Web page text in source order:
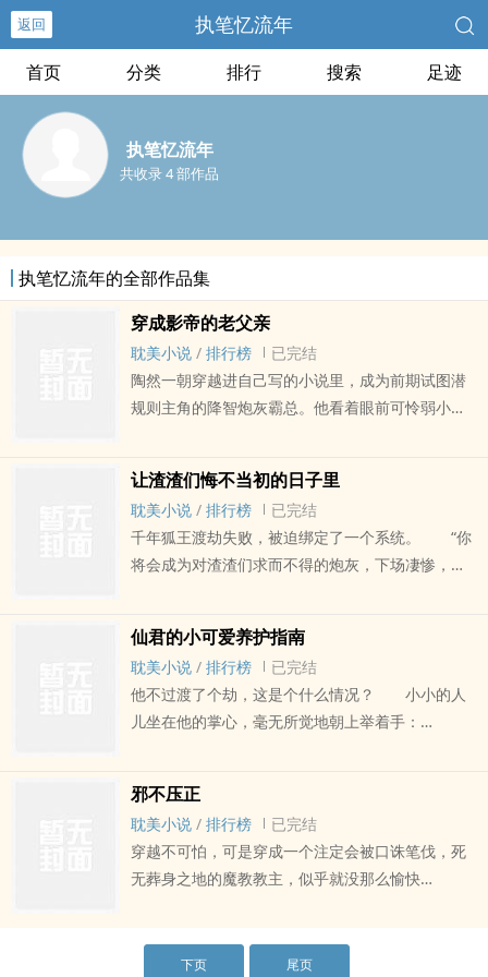
返回 执笔忆流年
首页 分类 排行 搜索 足迹
执笔忆流年
共收录 4 部作品
执笔忆流年的全部作品集
穿成影帝的老父亲
耽美小说 / 排行榜
已完结
陶然一朝穿越进自己写的小说里，成为前期试图潜
规则主角的降智炮灰霸总。他看着眼前可怜弱小后
脉，都是他的！好资源，都是他的！美人，都是他
的！ 甚至在片场霸气宣言：谁都别想欺负我儿
砸！ 众人：这是什么特殊的情趣？ 所有人
都以为陶然想潜晏池，连晏池自己都这么以为。可
了，却连金主的床单都没摸到！ 晏池：你到底
为什么对我这么好？ 陶然满脸慈爱：儿砸，不
用不好意思，爸爸相信你，其实哪怕没有我，你也
会很牛逼的，爸爸看好你哦！ 晏池：？？？我
他妈以为你想潜我，合着你竟然真的把我当儿子
那张懵逼的脸冷笑道：来，好叫你知道知道，谁才
是爸爸！ 脑补恋爱苦逼影帝攻*操碎心的老父亲
沙雕霸总受 1、推荐基友主攻文：《快穿之登高
临下》BY甲子亥 2、双洁，无原型，勿带
忘记向您QQ群和微博里的朋友推荐哦！
让渣渣们悔不当初的日子里
耽美小说 / 排行榜
已完结
千年狐王渡劫失败，被迫绑定了一个系统。 “你
将会成为对渣渣们求而不得的炮灰，下场凄惨，虐
砂痣白月光，心底的一道疤，说不得碰不得，只要
一想起来就痛彻心扉！” “这有何难？” 玉简
穿越之前： 渣渣1：你算个什么东西?不过是无
聊时打发时间的玩意儿，也配提什么真心？ 渣
自己滚出去！ 渣渣3：有几个臭钱就了不起了
吗？还包养，敢作践我，让你一无所有！ 穿越
之后，渣渣们痛哭流涕：对不起！我爱的是你，我
真的不能没有你，求你回来吧！ 某人笑得纯良
且无辜：你哪位？我们……好像不熟吧？老攻，这里
西。 不爱我是吧？替身是吧？绿我是吧？
仙君的小可爱养护指南
耽美小说 / 排行榜
已完结
他不过渡了个劫，这是个什么情况？ 小小的人
儿坐在他的掌心，毫无所觉地朝上举着手：
了，既然能出现在这，跟他便是有斩不断的缘分，
养就养着吧，左右于他无害…… 可是没过多久，
他就发现，这小东西，似乎还不是人！ 叮——
你的小可爱已上线，请查收！ 小可爱养护指
咦？好像有什么不对…… 唔……好像也没什么不
对…… 朋友，听说过吸人参吗? 吸一口美容
邪不压正
耽美小说 / 排行榜
已完结
穿越不可怕，可是穿成一个注定会被口诛笔伐，死
无葬身之地的魔教教主，似乎就没那么愉快
事。 什么心经？都比不上本尊的魔功，扔回
下页 尾页